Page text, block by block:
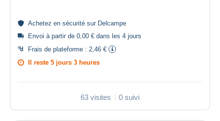
Achetez en sécurité sur Delcampe
Envoi à partir de 0,00 € dans les 4 jours
Frais de plateforme : 2,46 €
Il reste 5 jours 3 heures
63 visites 0 suivi